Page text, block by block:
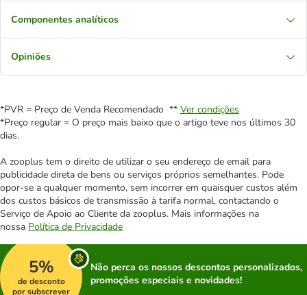
Componentes analíticos
Opiniões
*PVR = Preço de Venda Recomendado ** Ver condições
*Preço regular = O preço mais baixo que o artigo teve nos últimos 30
dias.
A zooplus tem o direito de utilizar o seu endereço de email para
publicidade direta de bens ou serviços próprios semelhantes. Pode
opor-se a qualquer momento, sem incorrer em quaisquer custos além
dos custos básicos de transmissão à tarifa normal, contactando o
Serviço de Apoio ao Cliente da zooplus. Mais informações na
nossa Política de Privacidade
5%
de desconto
por subscrever
Não perca os nossos descontos personalizados,
promoções especiais e novidades!